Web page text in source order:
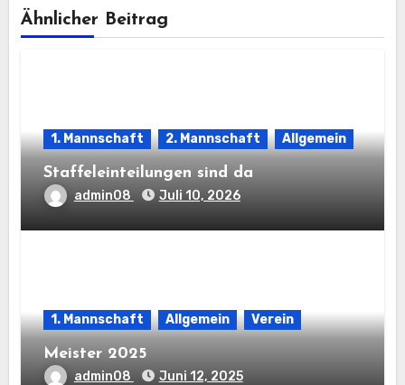
Ähnlicher Beitrag
1. Mannschaft 2. Mannschaft Allgemein
Staffeleinteilungen sind da
admin08 Juli 10, 2026
1. Mannschaft Allgemein Verein
Meister 2025
admin08 Juni 12, 2025